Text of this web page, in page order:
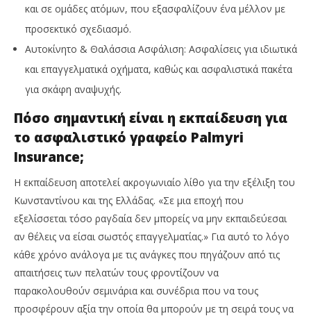
και σε ομάδες ατόμων, που εξασφαλίζουν ένα μέλλον με
προσεκτικό σχεδιασμό.
Αυτοκίνητο & Θαλάσσια Ασφάλιση: Ασφαλίσεις για ιδιωτικά
και επαγγελματικά οχήματα, καθώς και ασφαλιστικά πακέτα
για σκάφη αναψυχής.
Πόσο σημαντική είναι η εκπαίδευση για
το ασφαλιστικό γραφείο Palmyri
Insurance;
Η εκπαίδευση αποτελεί ακρογωνιαίο λίθο για την εξέλιξη του
Κωνσταντίνου και της Ελλάδας. «Σε μια εποχή που
εξελίσσεται τόσο ραγδαία δεν μπορείς να μην εκπαιδεύεσαι
αν θέλεις να είσαι σωστός επαγγελματίας.» Για αυτό το λόγο
κάθε χρόνο ανάλογα με τις ανάγκες που πηγάζουν από τις
απαιτήσεις των πελατών τους φροντίζουν να
παρακολουθούν σεμινάρια και συνέδρια που να τους
προσφέρουν αξία την οποία θα μπορούν με τη σειρά τους να